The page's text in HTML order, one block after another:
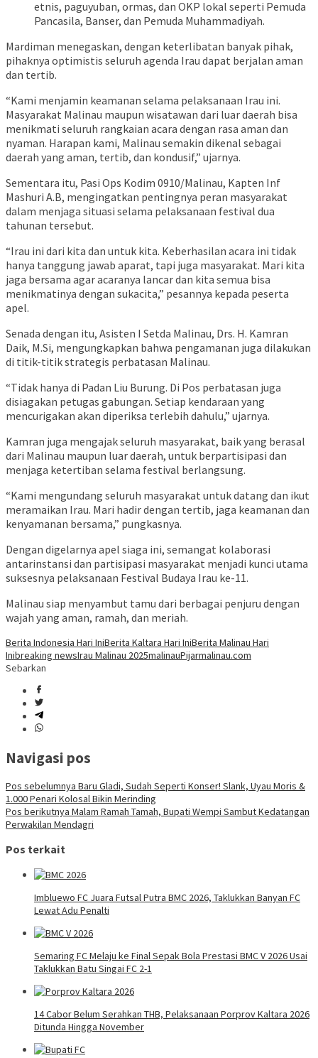
etnis, paguyuban, ormas, dan OKP lokal seperti Pemuda
Pancasila, Banser, dan Pemuda Muhammadiyah.
Mardiman menegaskan, dengan keterlibatan banyak pihak,
pihaknya optimistis seluruh agenda Irau dapat berjalan aman
dan tertib.
“Kami menjamin keamanan selama pelaksanaan Irau ini.
Masyarakat Malinau maupun wisatawan dari luar daerah bisa
menikmati seluruh rangkaian acara dengan rasa aman dan
nyaman. Harapan kami, Malinau semakin dikenal sebagai
daerah yang aman, tertib, dan kondusif,” ujarnya.
Sementara itu, Pasi Ops Kodim 0910/Malinau, Kapten Inf
Mashuri A.B, mengingatkan pentingnya peran masyarakat
dalam menjaga situasi selama pelaksanaan festival dua
tahunan tersebut.
“Irau ini dari kita dan untuk kita. Keberhasilan acara ini tidak
hanya tanggung jawab aparat, tapi juga masyarakat. Mari kita
jaga bersama agar acaranya lancar dan kita semua bisa
menikmatinya dengan sukacita,” pesannya kepada peserta
apel.
Senada dengan itu, Asisten I Setda Malinau, Drs. H. Kamran
Daik, M.Si, mengungkapkan bahwa pengamanan juga dilakukan
di titik-titik strategis perbatasan Malinau.
“Tidak hanya di Padan Liu Burung. Di Pos perbatasan juga
disiagakan petugas gabungan. Setiap kendaraan yang
mencurigakan akan diperiksa terlebih dahulu,” ujarnya.
Kamran juga mengajak seluruh masyarakat, baik yang berasal
dari Malinau maupun luar daerah, untuk berpartisipasi dan
menjaga ketertiban selama festival berlangsung.
“Kami mengundang seluruh masyarakat untuk datang dan ikut
meramaikan Irau. Mari hadir dengan tertib, jaga keamanan dan
kenyamanan bersama,” pungkasnya.
Dengan digelarnya apel siaga ini, semangat kolaborasi
antarinstansi dan partisipasi masyarakat menjadi kunci utama
suksesnya pelaksanaan Festival Budaya Irau ke-11.
Malinau siap menyambut tamu dari berbagai penjuru dengan
wajah yang aman, ramah, dan meriah.
Berita Indonesia Hari IniBerita Kaltara Hari IniBerita Malinau Hari
Inibreaking newsIrau Malinau 2025malinauPijarmalinau.com
Sebarkan
Navigasi pos
Pos sebelumnya Baru Gladi, Sudah Seperti Konser! Slank, Uyau Moris &
1.000 Penari Kolosal Bikin Merinding
Pos berikutnya Malam Ramah Tamah, Bupati Wempi Sambut Kedatangan
Perwakilan Mendagri
Pos terkait
Imbluewo FC Juara Futsal Putra BMC 2026, Taklukkan Banyan FC
Lewat Adu Penalti
Semaring FC Melaju ke Final Sepak Bola Prestasi BMC V 2026 Usai
Taklukkan Batu Singai FC 2-1
14 Cabor Belum Serahkan THB, Pelaksanaan Porprov Kaltara 2026
Ditunda Hingga November